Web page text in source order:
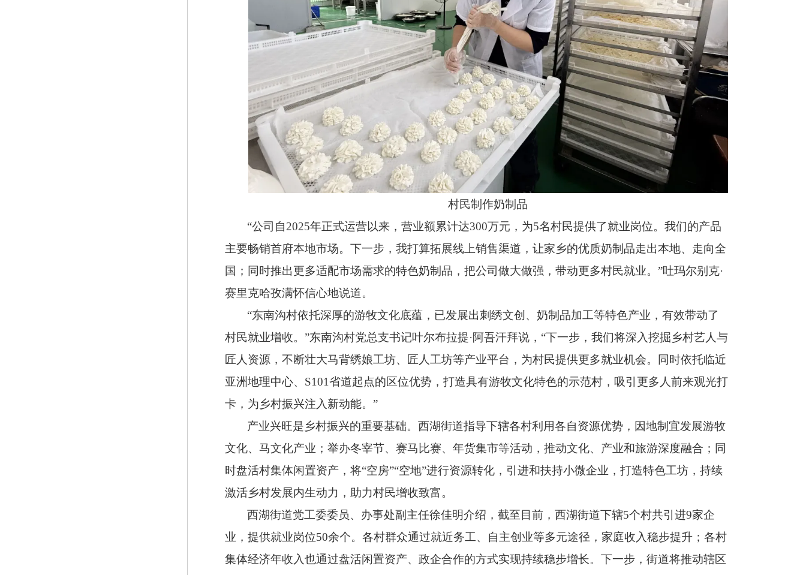
村民制作奶制品
“公司自2025年正式运营以来，营业额累计达300万元，为5名村民提供了就业岗位。我们的产品
主要畅销首府本地市场。下一步，我打算拓展线上销售渠道，让家乡的优质奶制品走出本地、走向全
国；同时推出更多适配市场需求的特色奶制品，把公司做大做强，带动更多村民就业。”吐玛尔别克·
赛里克哈孜满怀信心地说道。
“东南沟村依托深厚的游牧文化底蕴，已发展出刺绣文创、奶制品加工等特色产业，有效带动了
村民就业增收。”东南沟村党总支书记叶尔布拉提·阿吾汗拜说，“下一步，我们将深入挖掘乡村艺人与
匠人资源，不断壮大马背绣娘工坊、匠人工坊等产业平台，为村民提供更多就业机会。同时依托临近
亚洲地理中心、 S101省道起点的区位优势，打造具有游牧文化特色的示范村，吸引更多人前来观光打
卡，为乡村振兴注入新动能。”
产业兴旺是乡村振兴的重要基础。西湖街道指导下辖各村利用各自资源优势，因地制宜发展游牧
文化、马文化产业；举办冬宰节、赛马比赛、年货集市等活动，推动文化、产业和旅游深度融合；同
时盘活村集体闲置资产，将“空房”“空地”进行资源转化，引进和扶持小微企业，打造特色工坊，持续
激活乡村发展内生动力，助力村民增收致富。
西湖街道党工委委员、办事处副主任徐佳明介绍，截至目前，西湖街道下辖5个村共引进9家企
业，提供就业岗位50余个。各村群众通过就近务工、自主创业等多元途径，家庭收入稳步提升；各村
集体经济年收入也通过盘活闲置资产、政企合作的方式实现持续稳步增长。下一步，街道将推动辖区